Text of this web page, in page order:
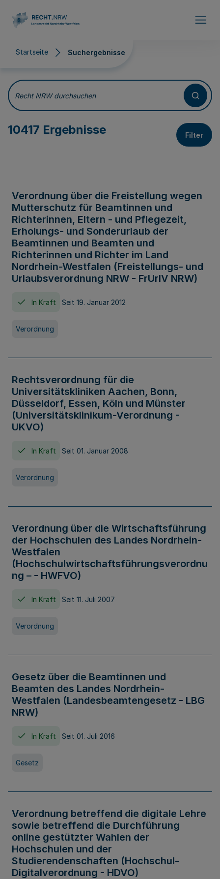
Startseite Suchergebnisse
Suchergebnisse
Recht NRW durchsuchen
10417 Ergebnisse Filter
Verordnung über die Freistellung wegen
Mutterschutz für Beamtinnen und
Richterinnen, Eltern - und Pflegezeit,
Erholungs- und Sonderurlaub der
Beamtinnen und Beamten und
Richterinnen und Richter im Land
Nordrhein-Westfalen (Freistellungs- und
Urlaubsverordnung NRW - FrUrlV NRW)
In Kraft Seit 19. Januar 2012
Verordnung
Rechtsverordnung für die
Universitätskliniken Aachen, Bonn,
Düsseldorf, Essen, Köln und Münster
(Universitätsklinikum-Verordnung -
UKVO)
In Kraft Seit 01. Januar 2008
Verordnung
Verordnung über die Wirtschaftsführung
der Hochschulen des Landes Nordrhein-
Westfalen
(Hochschulwirtschaftsführungsverordnu
ng – - HWFVO)
In Kraft Seit 11. Juli 2007
Verordnung
Gesetz über die Beamtinnen und
Beamten des Landes Nordrhein-
Westfalen (Landesbeamtengesetz - LBG
NRW)
In Kraft Seit 01. Juli 2016
Gesetz
Verordnung betreffend die digitale Lehre
sowie betreffend die Durchführung
online gestützter Wahlen der
Hochschulen und der
Studierendenschaften (Hochschul-
Digitalverordnung - HDVO)